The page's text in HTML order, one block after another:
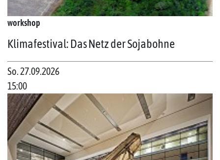
workshop
Klimafestival: Das Netz der Sojabohne
So. 27.09.2026
15:00